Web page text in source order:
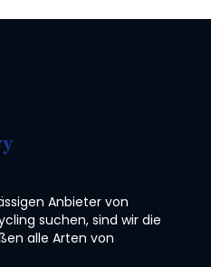
Anbieter von
suchen, sind wir die
alle Arten von